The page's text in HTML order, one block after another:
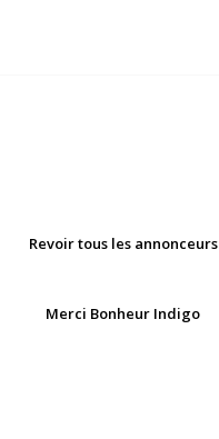
Revoir tous les annonceurs
Merci Bonheur Indigo